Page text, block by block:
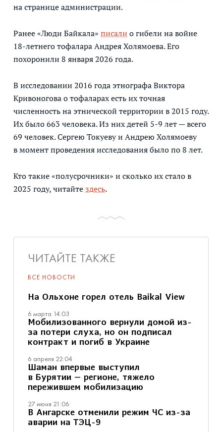
на странице администрации.
Ранее «Люди Байкала» писали о гибели на войне
18-летнего тофалара Андрея Холямоева. Его
похоронили 8 января 2026 года.
В исследовании 2016 года этнографа Виктора
Кривоногова о тофаларах есть их точная
численность на этнической территории в 2015 году.
Их было 663 человека. Из них детей 5-9 лет — всего
69 человек. Сергею Токуеву и Андрею Холямоеву
в момент проведения исследования было по 8 лет.
Кто такие «полусрочники» и сколько их стало в
2025 году, читайтездесь.
ЧИТАЙТЕ ТАКЖЕ
ВСЕ НОВОСТИ
На Ольхоне горел отель Baikal View
6 марта 14:03
Мобилизованного вернули домой из-
за потери слуха, но он подписал
контракт и погиб в Украине
6 апреля 22:04
Шаман впервые выступил
в Бурятии — регионе, тяжело
пережившем мобилизацию
27 июня 21:06
В Ангарске отменили режим ЧС из-за
аварии на ТЭЦ-9